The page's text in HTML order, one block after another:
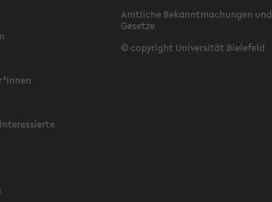
Amtliche Bekanntmachungen und
Gesetze
© copyright Universität Bielefeld